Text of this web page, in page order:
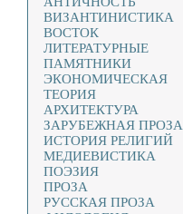
ВИЗАНТИНИСТИКА
ВОСТОК
ЛИТЕРАТУРНЫЕ
ПАМЯТНИКИ
ЭКОНОМИЧЕСКАЯ
ТЕОРИЯ
АРХИТЕКТУРА
ЗАРУБЕЖНАЯ ПРОЗА
ИСТОРИЯ РЕЛИГИЙ
МЕДИЕВИСТИКА
ПОЭЗИЯ
ПРОЗА
РУССКАЯ ПРОЗА